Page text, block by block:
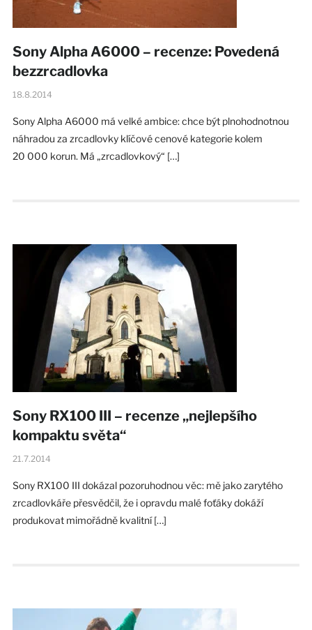
Sony Alpha A6000 – recenze: Povedená
bezzrcadlovka
18.8.2014
Sony Alpha A6000 má velké ambice: chce být plnohodnotnou
náhradou za zrcadlovky klíčové cenové kategorie kolem
20 000 korun. Má „zrcadlovkový“ […]
Sony RX100 III – recenze „nejlepšího
kompaktu světa“
21.7.2014
Sony RX100 III dokázal pozoruhodnou věc: mě jako zarytého
zrcadlovkáře přesvědčil, že i opravdu malé foťáky dokáží
produkovat mimořádně kvalitní […]